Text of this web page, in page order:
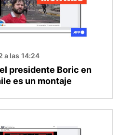
a las 14:24
presidente Boric en
es un montaje